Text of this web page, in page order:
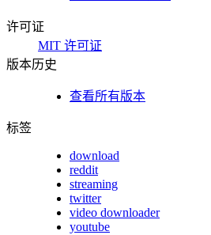
许可证
MIT 许可证
版本历史
查看所有版本
标签
download
reddit
streaming
twitter
video downloader
youtube